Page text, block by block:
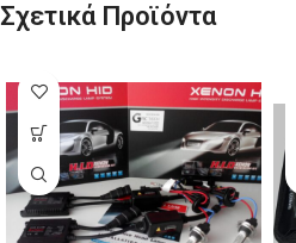
Σχετικά Προϊόντα